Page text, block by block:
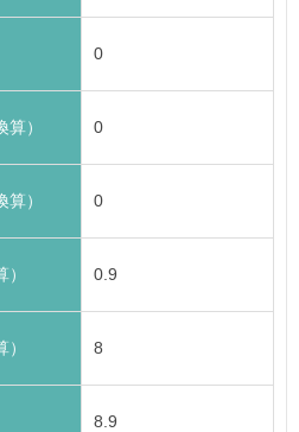
0
） 0
） 0
0.9
8
8.9